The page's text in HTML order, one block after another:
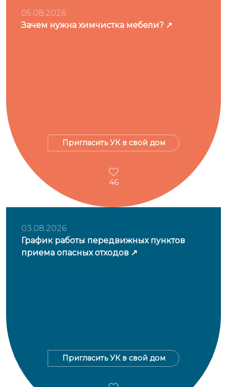
05.08.2026
Зачем нужна химчистка мебели?
Пригласить УК в свой дом
46
03.08.2026
График работы передвижных пунктов
приема опасных отходов
Пригласить УК в свой дом